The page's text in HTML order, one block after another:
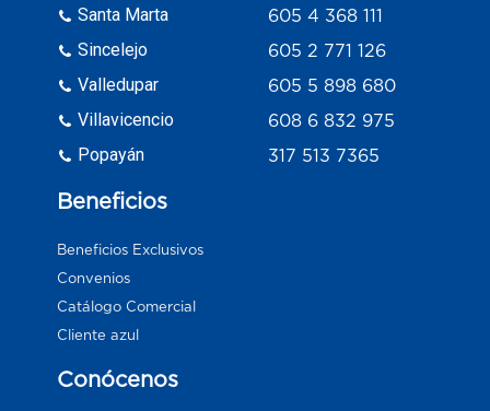
Santa Marta
Sincelejo
Valledupar
Villavicencio
Popayán
605 4 368 111
605 2 771 126
605 5 898 680
608 6 832 975
317 513 7365
Beneficios
Beneficios Exclusivos
Convenios
Catálogo Comercial
Cliente azul
Conócenos